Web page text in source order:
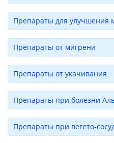
Препараты для улучшения
Препараты от мигрени
Препараты от укачивания
Препараты при болезни
Препараты при вегето-